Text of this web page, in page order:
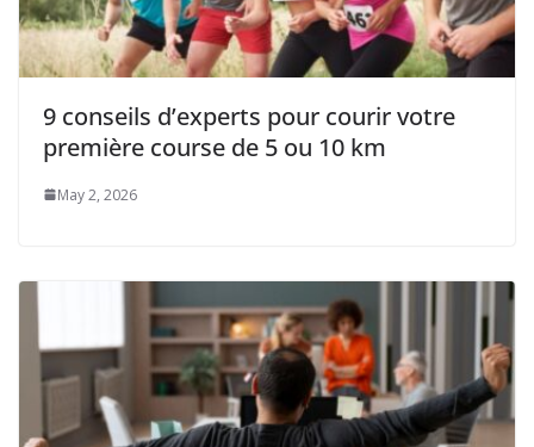
9 conseils d’experts pour courir votre
première course de 5 ou 10 km
May 2, 2026